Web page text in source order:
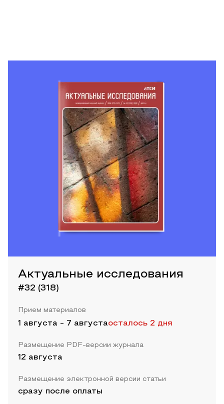
Актуальные исследования
#32 (318)
Прием материалов
1 августа - 7 августаосталось 2 дня
Размещение PDF-версии журнала
12 августа
Размещение электронной версии статьи
сразу после оплаты